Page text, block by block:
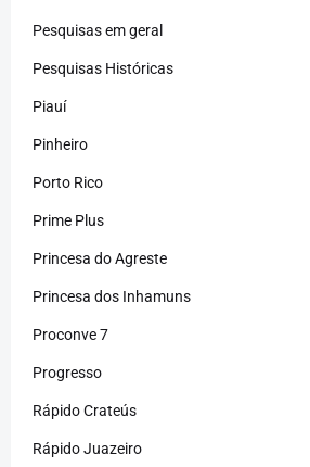
Pesquisas em geral
Pesquisas Históricas
Piauí
Pinheiro
Porto Rico
Prime Plus
Princesa do Agreste
Princesa dos Inhamuns
Proconve 7
Progresso
Rápido Crateús
Rápido Juazeiro